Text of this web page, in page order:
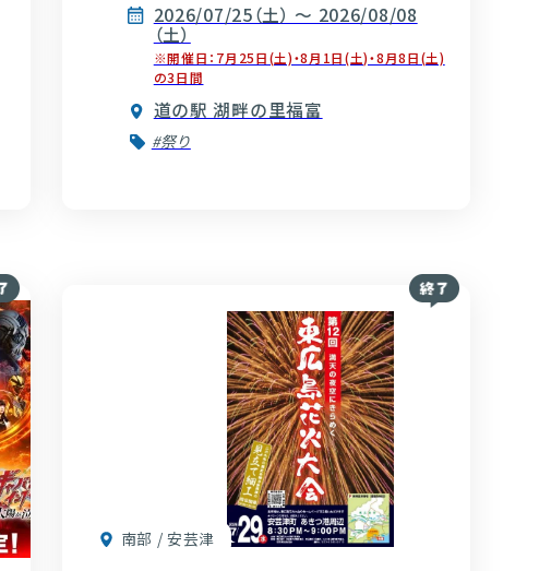
2026/07/25（土） ～ 2026/08/08
（土）
※開催日：7月25日(土)・8月1日(土)・8月8日(土)
の3日間
道の駅 湖畔の里福富
#祭り
南部 / 安芸津